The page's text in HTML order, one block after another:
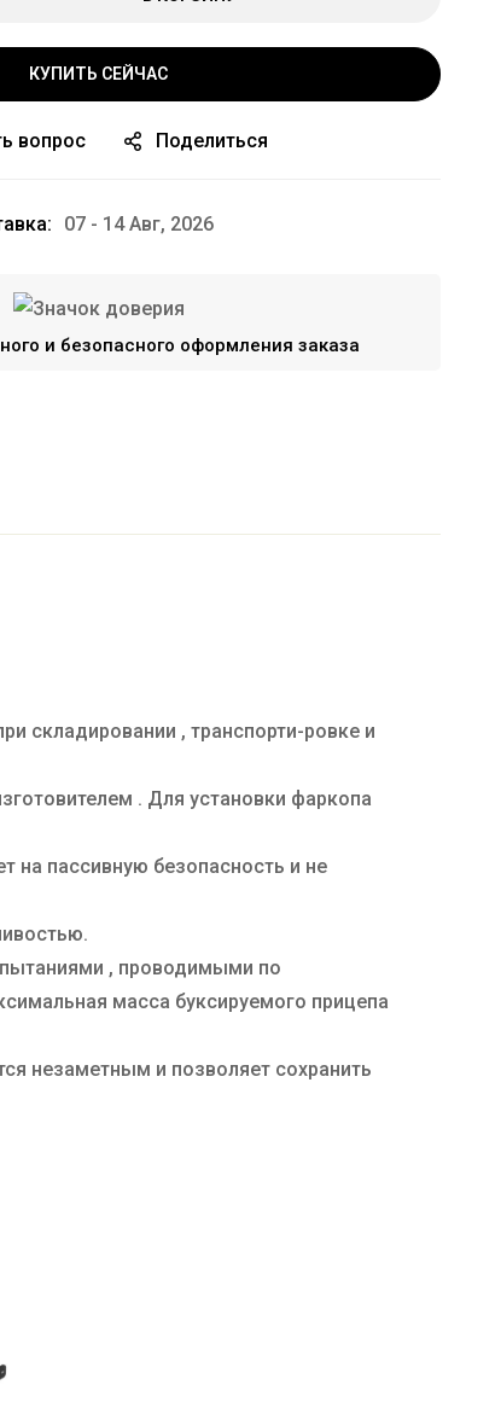
КУПИТЬ СЕЙЧАС
вопрос Поделиться
07 - 14 Авг, 2026
и безопасного оформления заказа
складировании , транспорти-ровке и
. Для установки фаркопа
на пассивную безопасность и не
, проводимыми по
масса буксируемого прицепа
незаметным и позволяет сохранить